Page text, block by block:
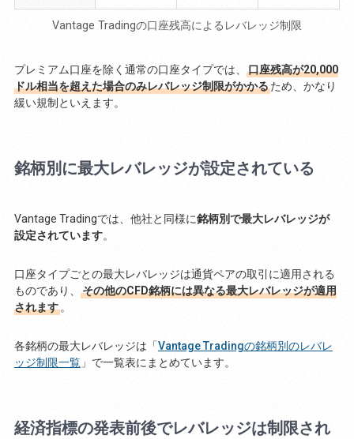
Vantage Tradingの口座残高によるレバレッジ制限
プレミアム口座を除く通常の口座タイプでは、
口座残高が20,000
ドル相当を超えた場合のみレバレッジ制限がかかるため、かなり
緩い規制といえます。
銘柄別に最大レバレッジが設定されている
Vantage Tradingでは、他社と同様に銘柄別で最大レバレッジが
設定されています。
口座タイプごとの最大レバレッジは通貨ペアの取引に適用される
ものであり、
その他のCFD銘柄には異なる最大レバレッジが適用
されます。
各銘柄の最大レバレッジは「Vantage Tradingの銘柄別のレバレ
ッジ制限一覧」で一覧表にまとめています。
経済指標の発表前後でレバレッジは制限され